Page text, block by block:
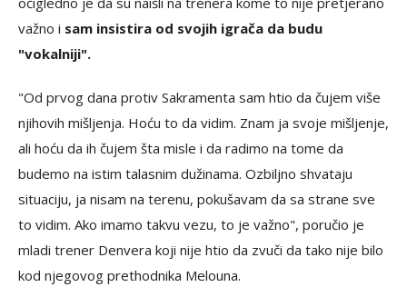
važno i sam insistira od svojih igrača da budu
"vokalniji".
"Od prvog dana protiv Sakramenta sam htio da čujem više
njihovih mišljenja. Hoću to da vidim. Znam ja svoje mišljenje,
ali hoću da ih čujem šta misle i da radimo na tome da
budemo na istim talasnim dužinama. Ozbiljno shvataju
situaciju, ja nisam na terenu, pokušavam da sa strane sve
to vidim. Ako imamo takvu vezu, to je važno", poručio je
mladi trener Denvera koji nije htio da zvuči da tako nije bilo
kod njegovog prethodnika Melouna.